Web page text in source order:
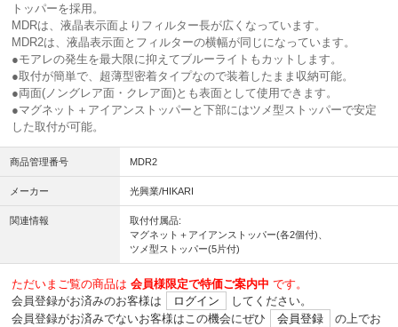
トッパーを採用。
MDRは、液晶表示面よりフィルター長が広くなっています。
MDR2は、液晶表示面とフィルターの横幅が同じになっています。
●モアレの発生を最大限に抑えてブルーライトもカットします。
●取付が簡単で、超薄型密着タイプなので装着したまま収納可能。
●両面(ノングレア面・クレア面)とも表面として使用できます。
●マグネット＋アイアンストッパーと下部にはツメ型ストッパーで安定
した取付が可能。
商品管理番号 MDR2
メーカー 光興業/HIKARI
関連情報
取付付属品:
マグネット＋アイアンストッパー(各2個付)、
ツメ型ストッパー(5片付)
ただいまご覧の商品は 会員様限定で特価ご案内中 です。
会員登録がお済みのお客様は
ログイン
してください。
会員登録がお済みでないお客様はこの機会にぜひ
会員登録
の上でお